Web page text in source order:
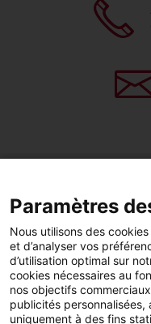
YouTube
Paramètres
Nous utilisons des
et d’analyser vos
d’utilisation optimal sur
cookies nécessaires au
nos objectifs
publicités
uniquement à des fins